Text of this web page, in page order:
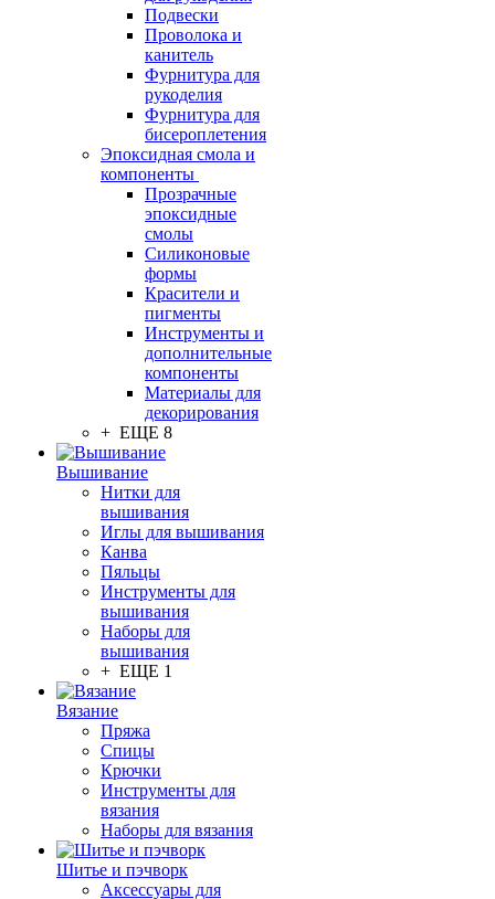
Подвески
Проволока и
канитель
Фурнитура для
рукоделия
Фурнитура для
бисероплетения
Эпоксидная смола и
компоненты
Прозрачные
эпоксидные
смолы
Силиконовые
формы
Красители и
пигменты
Инструменты и
дополнительные
компоненты
Материалы для
декорирования
+ ЕЩЕ 8
Вышивание
Нитки для
вышивания
Иглы для вышивания
Канва
Пяльцы
Инструменты для
вышивания
Наборы для
вышивания
+ ЕЩЕ 1
Вязание
Пряжа
Спицы
Крючки
Инструменты для
вязания
Наборы для вязания
Шитье и пэчворк
Аксессуары для